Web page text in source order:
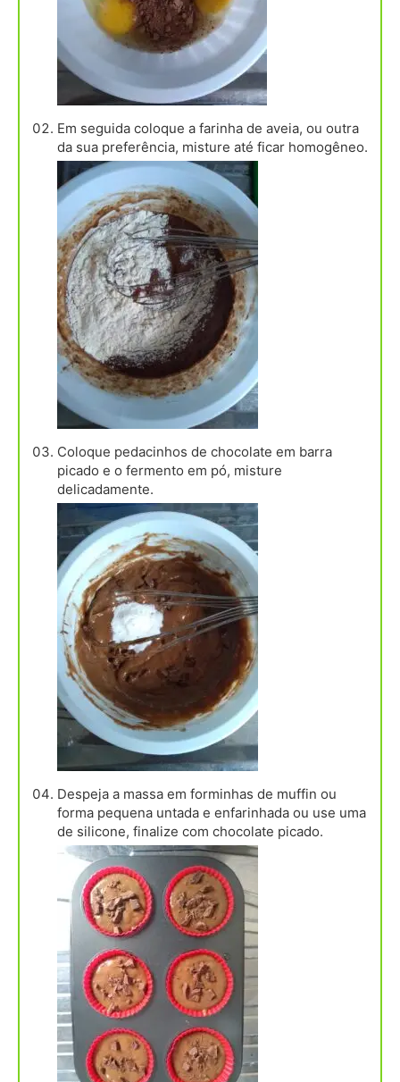
Em seguida coloque a farinha de aveia, ou outra
da sua preferência, misture até ficar homogêneo.
Coloque pedacinhos de chocolate em barra
picado e o fermento em pó, misture
delicadamente.
Despeja a massa em forminhas de muffin ou
forma pequena untada e enfarinhada ou use uma
de silicone, finalize com chocolate picado.